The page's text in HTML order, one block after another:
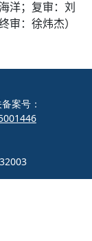
洋；复审：刘
审：徐炜杰）
案号：